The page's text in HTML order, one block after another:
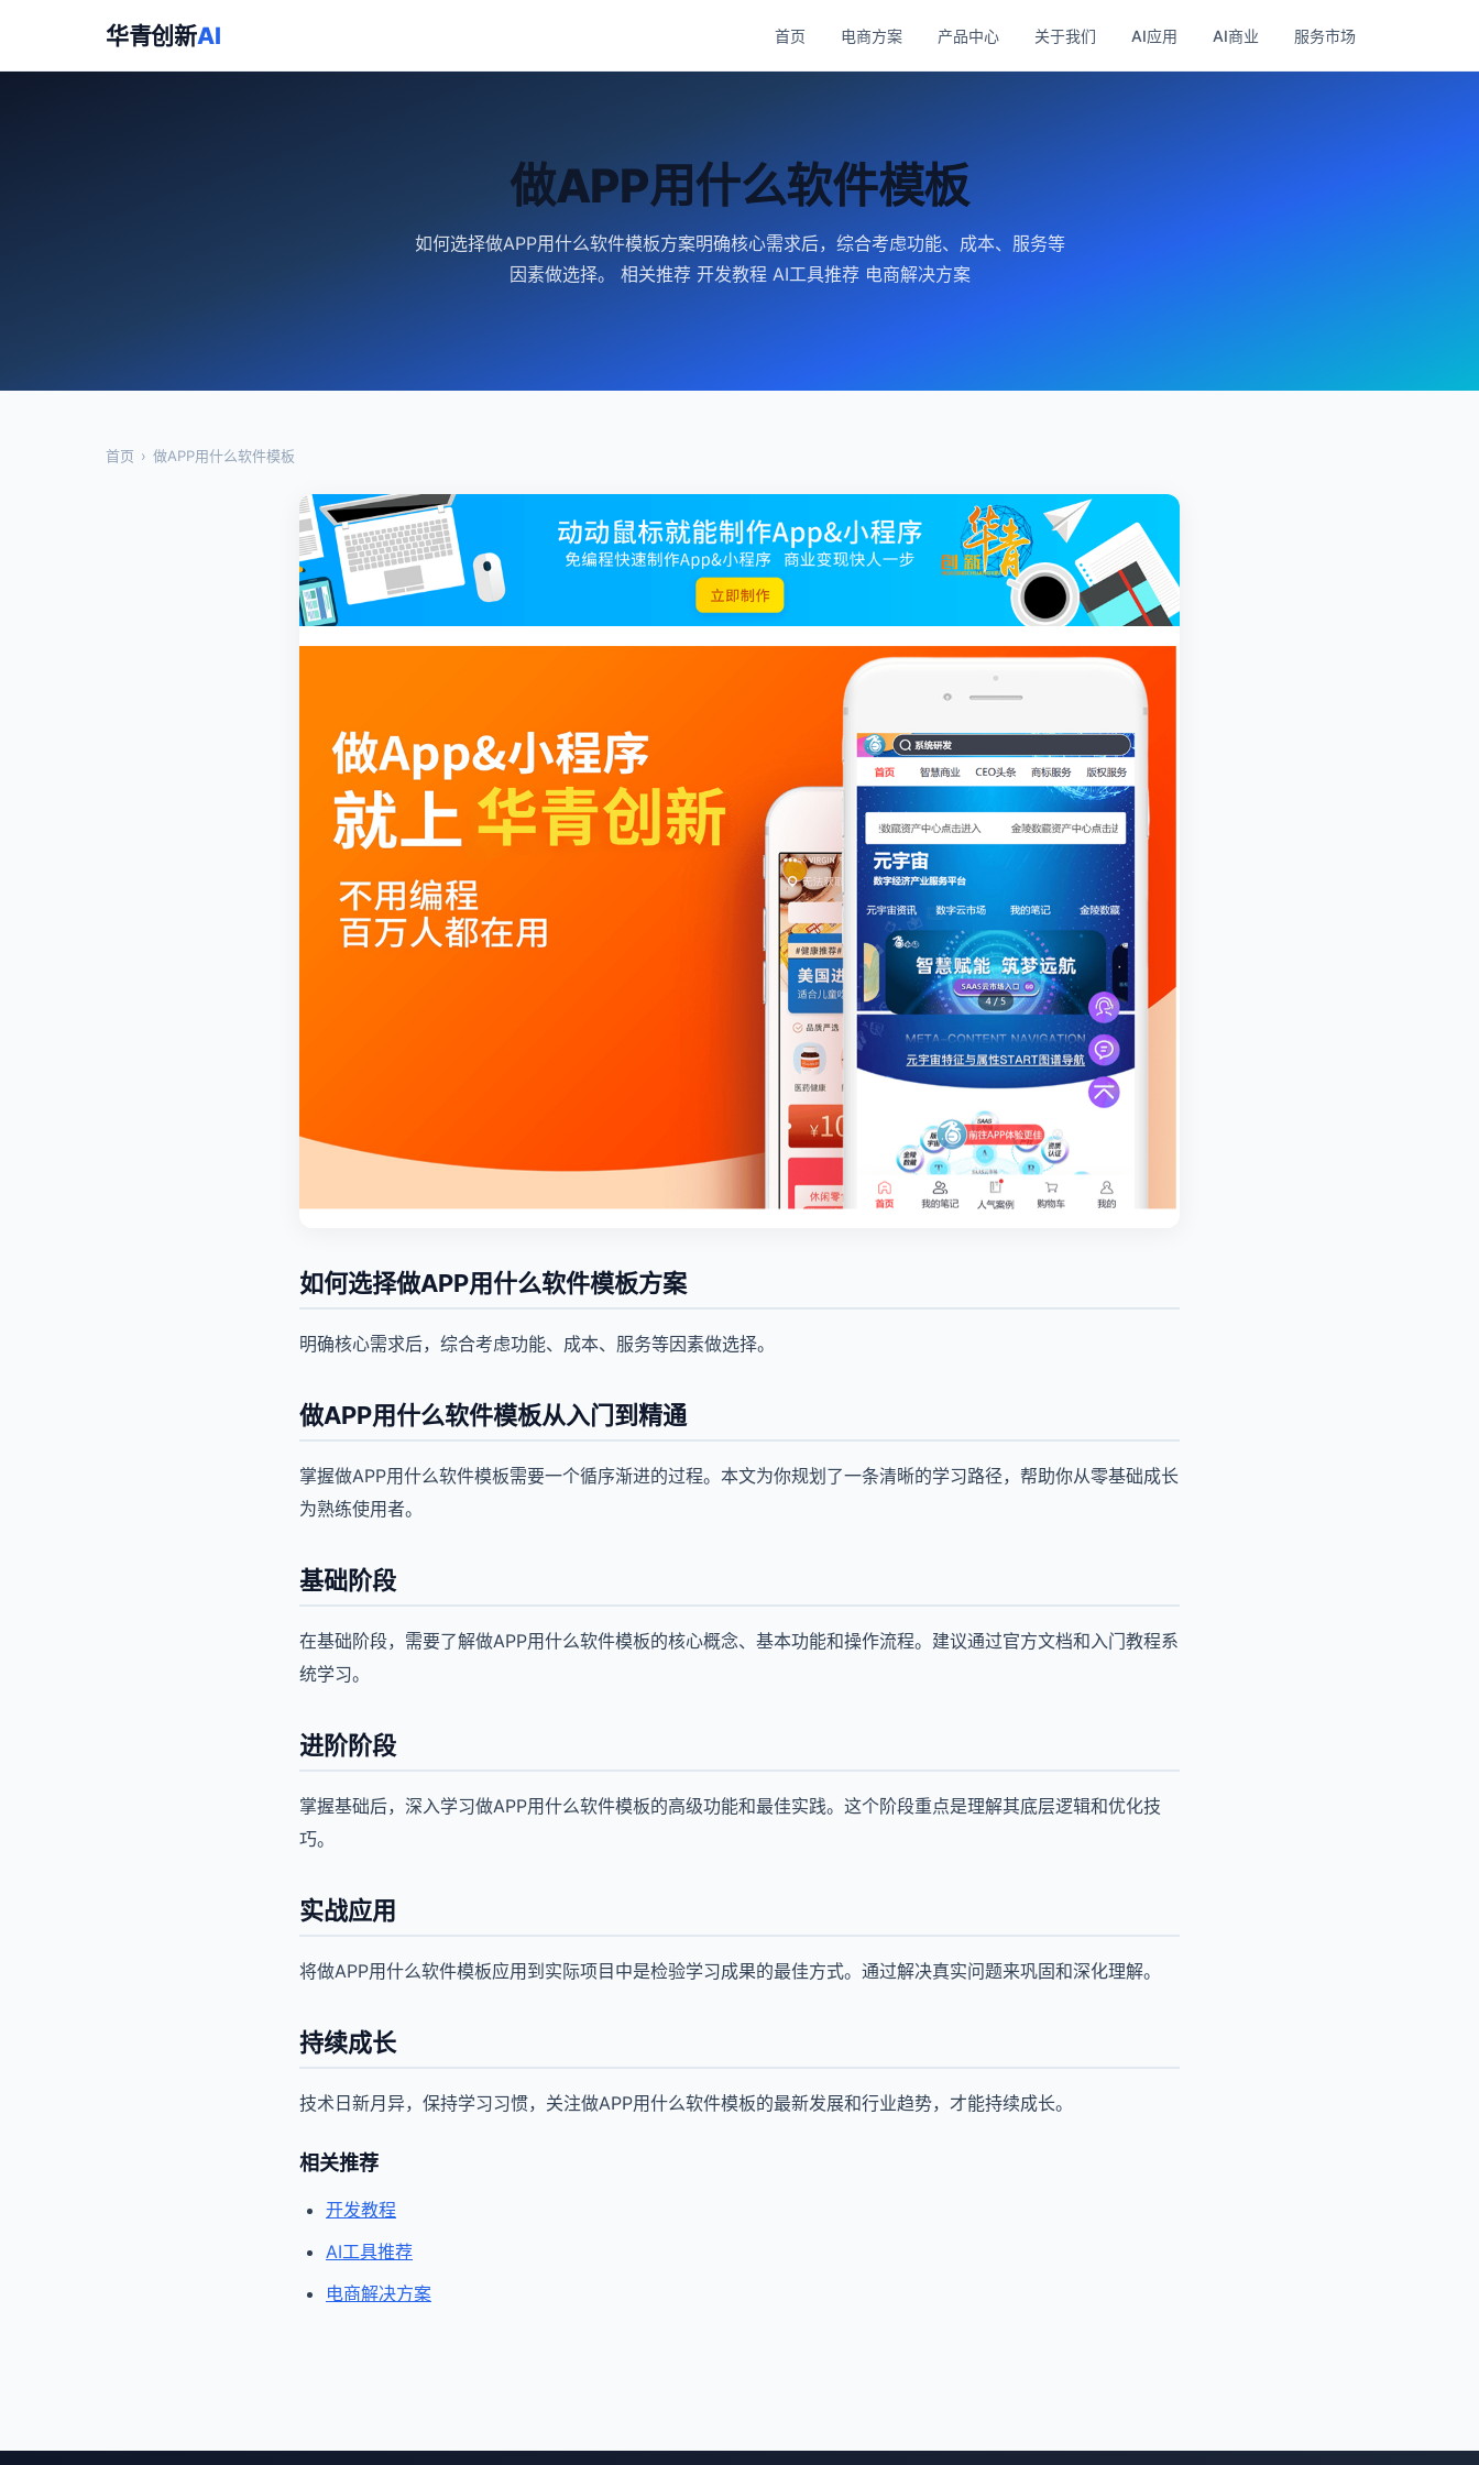
华青创新AI 首页 电商方案 产品中心 关于我们 AI应用 AI商业 服务市场
做APP用什么软件模板
如何选择做APP用什么软件模板方案明确核心需求后，综合考虑功能、成本、服务等
因素做选择。 相关推荐 开发教程 AI工具推荐 电商解决方案
首页 › 做APP用什么软件模板
如何选择做APP用什么软件模板方案
明确核心需求后，综合考虑功能、成本、服务等因素做选择。
做APP用什么软件模板从入门到精通
掌握做APP用什么软件模板需要一个循序渐进的过程。本文为你规划了一条清晰的学习路径，帮助你从零基础成长
为熟练使用者。
基础阶段
在基础阶段，需要了解做APP用什么软件模板的核心概念、基本功能和操作流程。建议通过官方文档和入门教程系
统学习。
进阶阶段
掌握基础后，深入学习做APP用什么软件模板的高级功能和最佳实践。这个阶段重点是理解其底层逻辑和优化技
巧。
实战应用
将做APP用什么软件模板应用到实际项目中是检验学习成果的最佳方式。通过解决真实问题来巩固和深化理解。
持续成长
技术日新月异，保持学习习惯，关注做APP用什么软件模板的最新发展和行业趋势，才能持续成长。
相关推荐
开发教程
AI工具推荐
电商解决方案